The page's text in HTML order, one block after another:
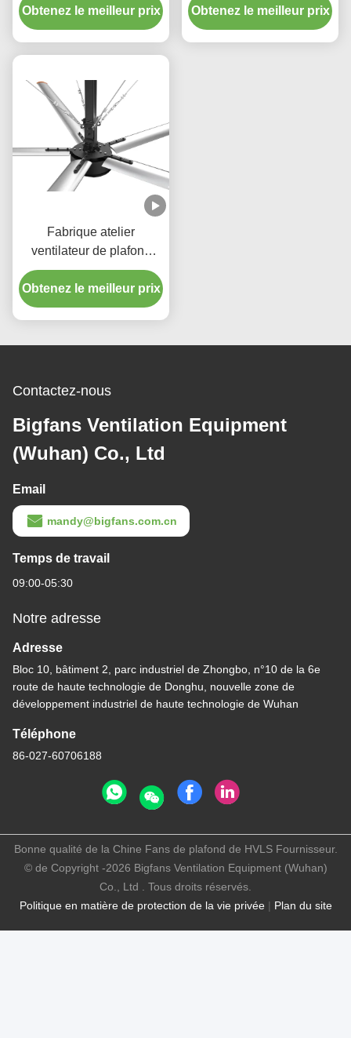
pour la ventilation
industrielle et le
Obtenez le meilleur prix
à économie d'énergie
Obtenez le meilleur prix
Fabrique atelier
ventilateur de plafond
industriel Ventilateur
d'économie d'énergie
220/380V
Obtenez le meilleur prix
Contactez-nous
Bigfans Ventilation Equipment
(Wuhan) Co., Ltd
Email
mandy@bigfans.com.cn
Temps de travail
09:00-05:30
Notre adresse
Adresse
Bloc 10, bâtiment 2, parc industriel de Zhongbo, n°10 de la 6e
route de haute technologie de Donghu, nouvelle zone de
développement industriel de haute technologie de Wuhan
Téléphone
86-027-60706188
Politique en matière de protection de la vie privée| Plan du site
Bonne qualité de la Chine Fans de plafond de HVLS Fournisseur.
© de Copyright -2026 Bigfans Ventilation Equipment (Wuhan)
Co., Ltd . Tous droits réservés.